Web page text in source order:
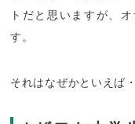
トだと思いますが、
す。
それはなぜかといえば